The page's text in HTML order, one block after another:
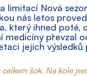
limitací Nová
nás letos
který ihned poté,
medicíny převzal
jejich
šok. Na kole